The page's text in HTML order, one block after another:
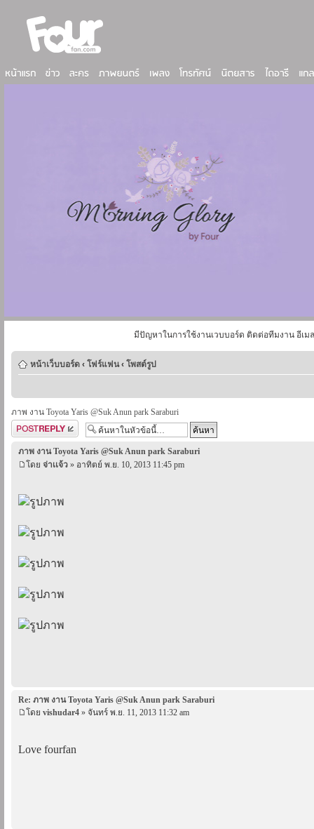
มีปัญหาในการใช้งานเวบบอร์ด ติดต่อทีมงาน อีเม
หน้าเว็บบอร์ด ‹ โฟร์แฟน ‹ โพสต์รูป
ภาพ งาน Toyota Yaris @Suk Anun park Saraburi
ตอบกระทู้
ภาพ งาน Toyota Yaris @Suk Anun park Saraburi
โดย จ่าเเจ้ว » อาทิตย์ พ.ย. 10, 2013 11:45 pm
Re: ภาพ งาน Toyota Yaris @Suk Anun park Saraburi
โดย vishudar4 » จันทร์ พ.ย. 11, 2013 11:32 am
Love fourfan